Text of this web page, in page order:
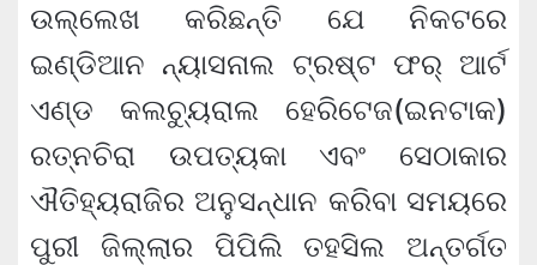
ଉଲ୍ଲେଖ କରିଛନ୍ତି ଯେ ନିକଟରେ
ଇଣ୍ଡିଆନ ନ୍ୟାସନାଲ ଟ୍ରଷ୍ଟ ଫର୍ ଆର୍ଟ
ଏଣ୍ଡ କଲଚ୍ୟୁରାଲ ହେରିଟେଜ(ଇନଟାକ)
ରତ୍ନଚିରା ଉପତ୍ୟକା ଏବଂ ସେଠାକାର
ଐତିହ୍ୟରାଜିର ଅନୁସନ୍ଧାନ କରିବା ସମୟରେ
ପୁରୀ ଜିଲ୍ଲାର ପିପିଲି ତହସିଲ ଅନ୍ତର୍ଗତ